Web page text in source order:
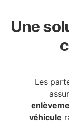
Une
Les
véhicule